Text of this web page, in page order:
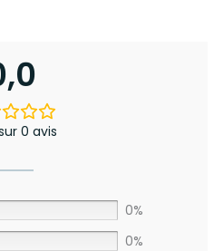
0 avis
0%
0%